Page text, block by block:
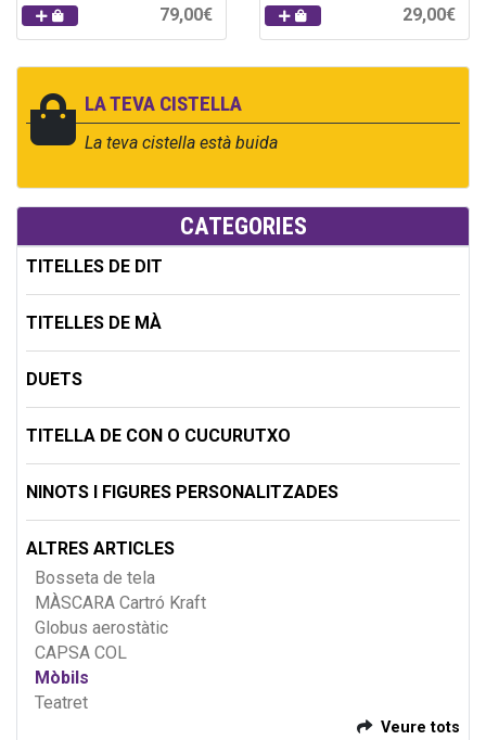
LA TEVA CISTELLA
La teva cistella està buida
CATEGORIES
TITELLES DE DIT
TITELLES DE MÀ
DUETS
TITELLA DE CON O CUCURUTXO
NINOTS I FIGURES PERSONALITZADES
ALTRES ARTICLES
Bosseta de tela
MÀSCARA Cartró Kraft
Globus aerostàtic
CAPSA COL
Mòbils
Teatret
Veure tots
79,00€ 29,00€